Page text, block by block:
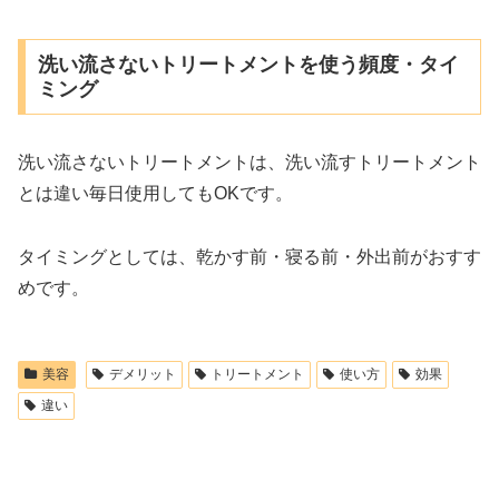
洗い流さないトリートメントを使う頻度・タイ
ミング
洗い流さないトリートメントは、洗い流すトリートメント
とは違い毎日使用してもOKです。
タイミングとしては、乾かす前・寝る前・外出前がおすす
めです。
美容 デメリット トリートメント 使い方
効果
違い